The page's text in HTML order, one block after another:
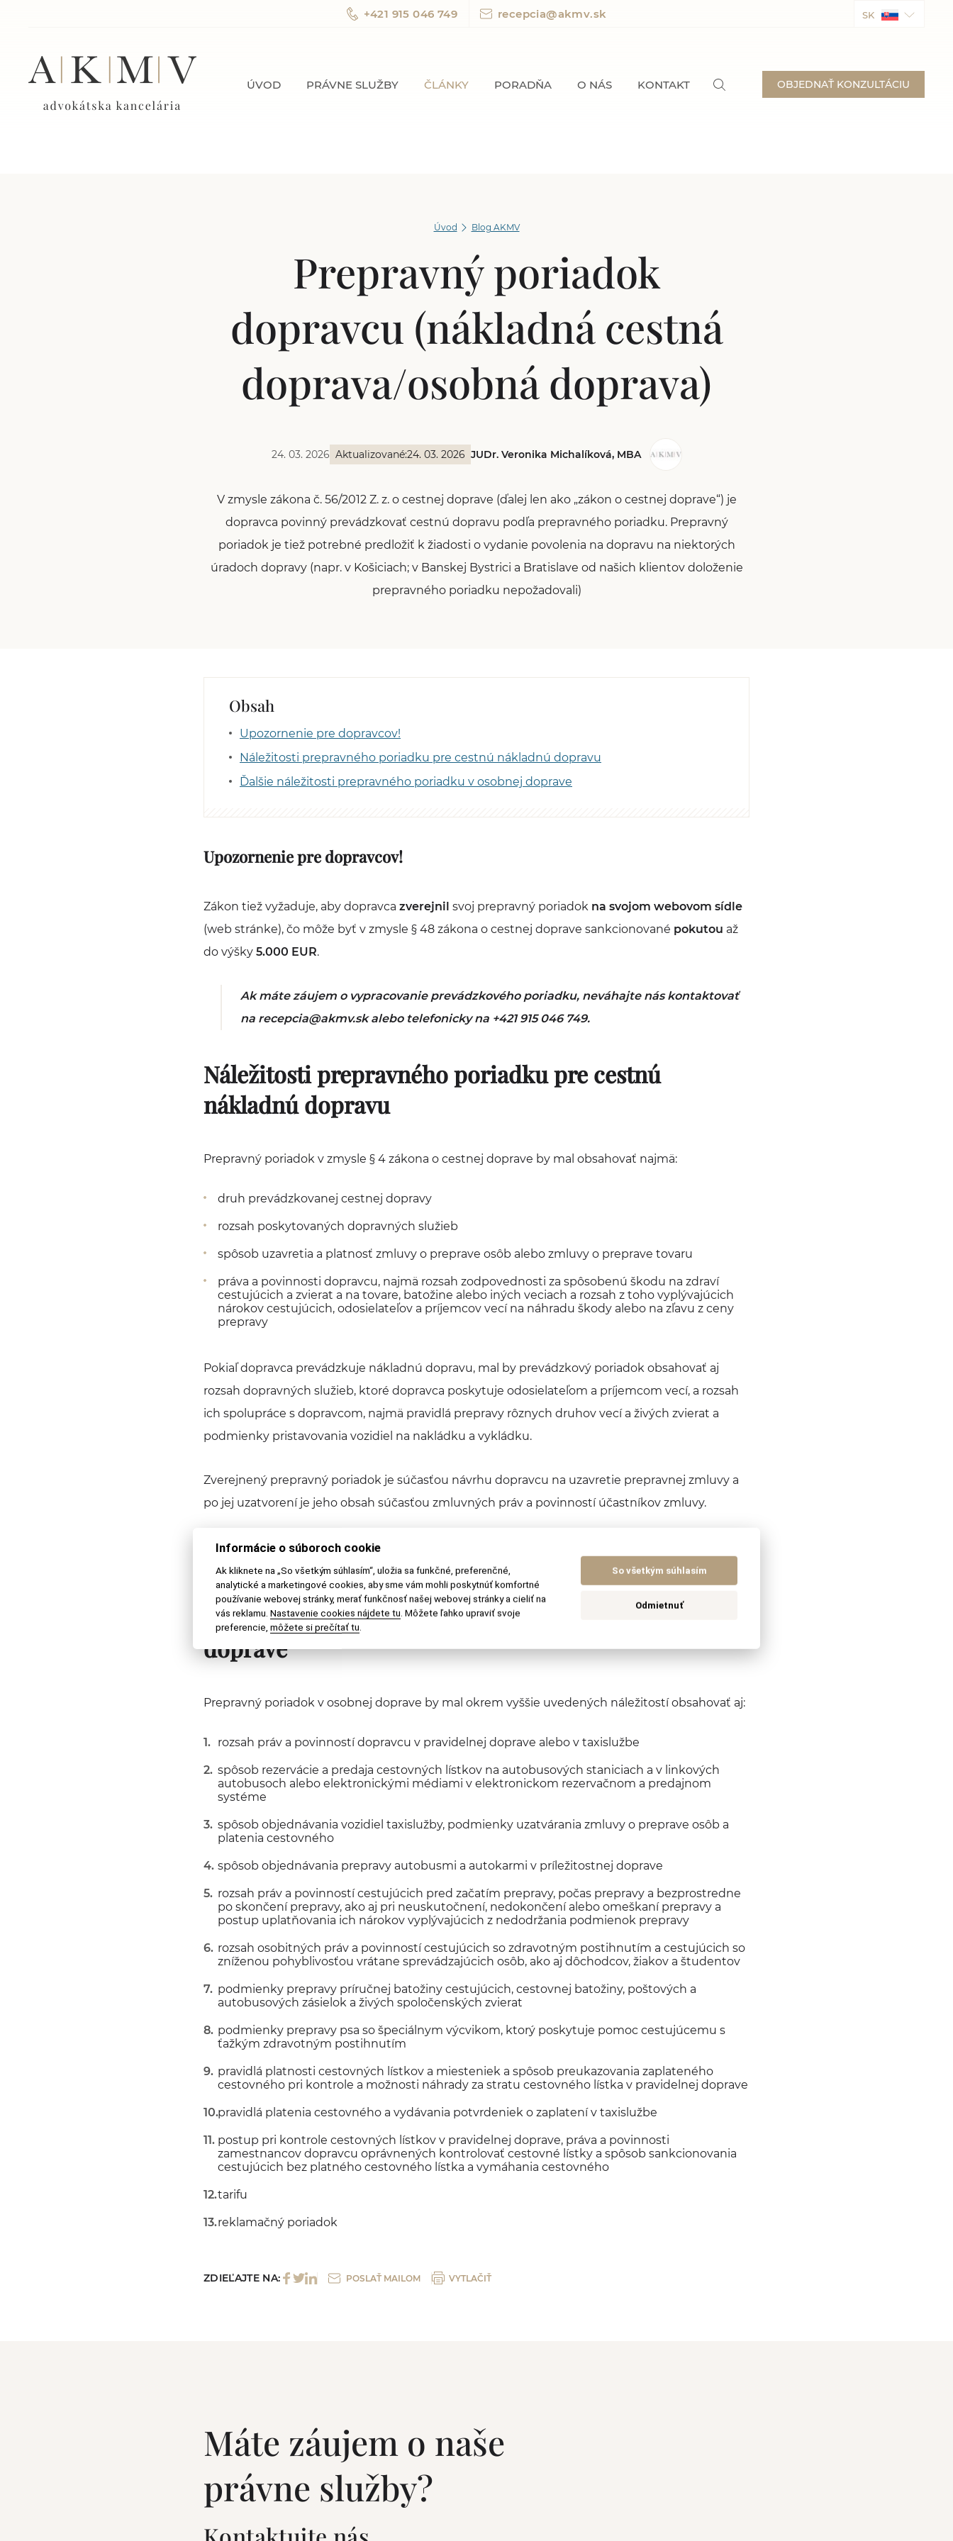
+421 915 046 749 recepcia@akmv.sk SK
ÚVOD PRÁVNE SLUŽBY ČLÁNKY PORADŇA O NÁS KONTAKT OBJEDNAŤ KONZULTÁCIU
Úvod Blog AKMV
Prepravný poriadok
dopravcu (nákladná cestná
doprava/osobná doprava)
24. 03. 2026 Aktualizované:24. 03. 2026 JUDr. Veronika Michalíková, MBA
V zmysle zákona č. 56/2012 Z. z. o cestnej doprave (ďalej len ako „zákon o cestnej doprave“) je
dopravca povinný prevádzkovať cestnú dopravu podľa prepravného poriadku. Prepravný
poriadok je tiež potrebné predložiť k žiadosti o vydanie povolenia na dopravu na niektorých
úradoch dopravy (napr. v Košiciach; v Banskej Bystrici a Bratislave od našich klientov doloženie
prepravného poriadku nepožadovali)
Obsah
Upozornenie pre dopravcov!
Náležitosti prepravného poriadku pre cestnú nákladnú dopravu
Ďalšie náležitosti prepravného poriadku v osobnej doprave
Upozornenie pre dopravcov!
Zákon tiež vyžaduje, aby dopravca zverejnil svoj prepravný poriadok na svojom webovom sídle
(web stránke), čo môže byť v zmysle § 48 zákona o cestnej doprave sankcionované pokutou až
do výšky 5.000 EUR.
Ak máte záujem o vypracovanie prevádzkového poriadku, neváhajte nás kontaktovať
na recepcia@akmv.sk alebo telefonicky na +421 915 046 749.
Náležitosti prepravného poriadku pre cestnú
nákladnú dopravu
Prepravný poriadok v zmysle § 4 zákona o cestnej doprave by mal obsahovať najmä:
druh prevádzkovanej cestnej dopravy
rozsah poskytovaných dopravných služieb
spôsob uzavretia a platnosť zmluvy o preprave osôb alebo zmluvy o preprave tovaru
práva a povinnosti dopravcu, najmä rozsah zodpovednosti za spôsobenú škodu na zdraví
cestujúcich a zvierat a na tovare, batožine alebo iných veciach a rozsah z toho vyplývajúcich
nárokov cestujúcich, odosielateľov a príjemcov vecí na náhradu škody alebo na zľavu z ceny
prepravy
Pokiaľ dopravca prevádzkuje nákladnú dopravu, mal by prevádzkový poriadok obsahovať aj
rozsah dopravných služieb, ktoré dopravca poskytuje odosielateľom a príjemcom vecí, a rozsah
ich spolupráce s dopravcom, najmä pravidlá prepravy rôznych druhov vecí a živých zvierat a
podmienky pristavovania vozidiel na nakládku a vykládku.
Zverejnený prepravný poriadok je súčasťou návrhu dopravcu na uzavretie prepravnej zmluvy a
po jej uzatvorení je jeho obsah súčasťou zmluvných práv a povinností účastníkov zmluvy.
Dopravca, ktorý prevádzkuje osobnú dopravu aj nákladnú dopravu, je povinný mať prepravný
poriadok osobitne pre každú z nich.
Ďalšie náležitosti prepravného poriadku v osobnej
doprave
Prepravný poriadok v osobnej doprave by mal okrem vyššie uvedených náležitostí obsahovať aj:
rozsah práv a povinností dopravcu v pravidelnej doprave alebo v taxislužbe
spôsob rezervácie a predaja cestovných lístkov na autobusových staniciach a v linkových
autobusoch alebo elektronickými médiami v elektronickom rezervačnom a predajnom
systéme
spôsob objednávania vozidiel taxislužby, podmienky uzatvárania zmluvy o preprave osôb a
platenia cestovného
spôsob objednávania prepravy autobusmi a autokarmi v príležitostnej doprave
rozsah práv a povinností cestujúcich pred začatím prepravy, počas prepravy a bezprostredne
po skončení prepravy, ako aj pri neuskutočnení, nedokončení alebo omeškaní prepravy a
postup uplatňovania ich nárokov vyplývajúcich z nedodržania podmienok prepravy
rozsah osobitných práv a povinností cestujúcich so zdravotným postihnutím a cestujúcich so
zníženou pohyblivosťou vrátane sprevádzajúcich osôb, ako aj dôchodcov, žiakov a študentov
podmienky prepravy príručnej batožiny cestujúcich, cestovnej batožiny, poštových a
autobusových zásielok a živých spoločenských zvierat
podmienky prepravy psa so špeciálnym výcvikom, ktorý poskytuje pomoc cestujúcemu s
ťažkým zdravotným postihnutím
pravidlá platnosti cestovných lístkov a miesteniek a spôsob preukazovania zaplateného
cestovného pri kontrole a možnosti náhrady za stratu cestovného lístka v pravidelnej doprave
pravidlá platenia cestovného a vydávania potvrdeniek o zaplatení v taxislužbe
postup pri kontrole cestovných lístkov v pravidelnej doprave, práva a povinnosti
zamestnancov dopravcu oprávnených kontrolovať cestovné lístky a spôsob sankcionovania
cestujúcich bez platného cestovného lístka a vymáhania cestovného
tarifu
reklamačný poriadok
ZDIEĽAJTE NA: POSLAŤ MAILOM VYTLAČIŤ
Máte záujem o naše
právne služby?
Informácie o súboroch cookie
Ak kliknete na „So všetkým súhlasím“, uložia sa funkčné, preferenčné,
analytické a marketingové cookies, aby sme vám mohli poskytnúť komfortné
používanie webovej stránky, merať funkčnosť našej webovej stránky a cieliť na
vás reklamu. Nastavenie cookies nájdete tu. Môžete ľahko upraviť svoje
preferencie, môžete si prečítať tu.
So všetkým súhlasím
Odmietnuť